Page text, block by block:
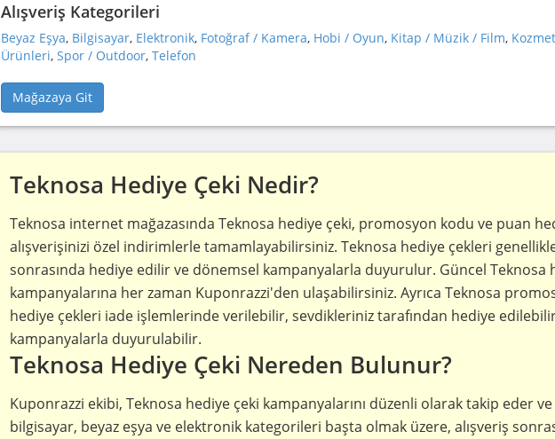
Alışveriş Kategorileri
Beyaz Eşya, Bilgisayar, Elektronik, Fotoğraf / Kamera, Hobi / Oyun, Kitap / Müzik / Film,
Ürünleri, Spor / Outdoor, Telefon
Mağazaya Git
Teknosa Hediye Çeki Nedir?
Teknosa internet mağazasında Teknosa hediye çeki, promosyon kodu ve puan
alışverişinizi özel indirimlerle tamamlayabilirsiniz. Teknosa hediye çekleri genellikle
sonrasında hediye edilir ve dönemsel kampanyalarla duyurulur. Güncel Teknosa
kampanyalarına her zaman Kuponrazzi'den ulaşabilirsiniz. Ayrıca Teknosa
hediye çekleri iade işlemlerinde verilebilir, sevdikleriniz tarafından hediye
kampanyalarla duyurulabilir.
Teknosa Hediye Çeki Nereden Bulunur?
Kuponrazzi ekibi, Teknosa hediye çeki kampanyalarını düzenli olarak takip eder
bilgisayar, beyaz eşya ve elektronik kategorileri başta olmak üzere, alışveriş